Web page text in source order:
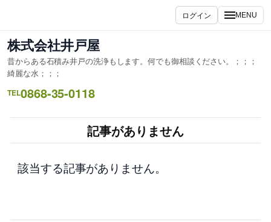
を
ス
キ
ッ
プ
ログイン MENU
株式会社井戸屋
昔からある石積み井戸の洗浄もします。何でも御相談ください。；；；
綺麗な水；；；
TEL0868-35-0118
記事がありません
該当する記事がありません。